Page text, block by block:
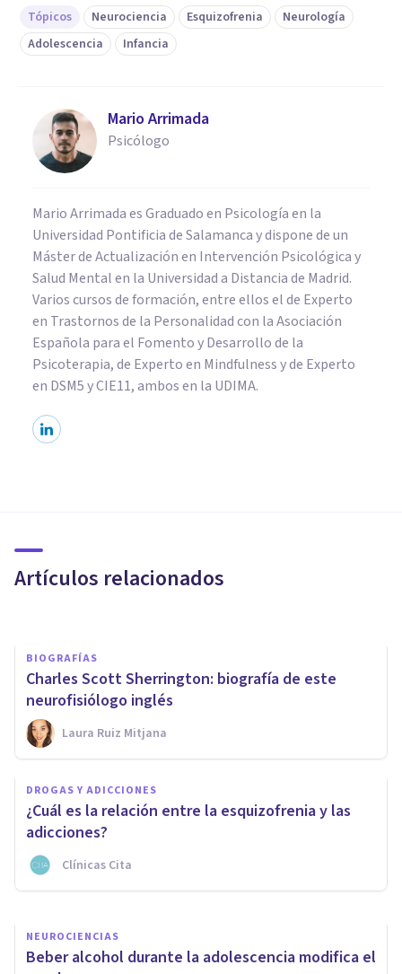
Tópicos Neurociencia Esquizofrenia
Neurología
Adolescencia
Infancia
Mario Arrimada
Psicólogo
Mario Arrimada es Graduado en Psicología en la
Universidad Pontificia de Salamanca y dispone de un
Máster de Actualización en Intervención Psicológica y
Salud Mental en la Universidad a Distancia de Madrid.
Varios cursos de formación, entre ellos el de Experto
en Trastornos de la Personalidad con la Asociación
Española para el Fomento y Desarrollo de la
Psicoterapia, de Experto en Mindfulness y de Experto
en DSM5 y CIE11, ambos en la UDIMA.
Artículos relacionados
esquizofrenia
BIOGRAFÍAS
Charles Scott Sherrington: biografía de este
neurofisiólogo inglés
Laura Ruiz Mitjana
DROGAS Y ADICCIONES
¿Cuál es la relación entre la esquizofrenia y las
adicciones?
Clínicas Cita
¿La psicoterapia influye en el
cerebro humano?
Adhara Psicología
NEUROCIENCIAS
Beber alcohol durante la adolescencia modifica el